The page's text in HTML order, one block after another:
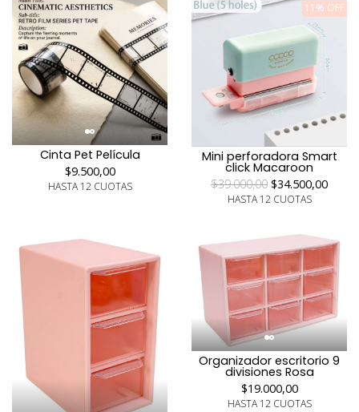
Cinta Pet Película
$9.500,00
HASTA 12 CUOTAS
11% OFF
Mini perforadora Smart
click Macaroon
$39.000,00 $34.500,00
HASTA 12 CUOTAS
Organizador escritorio 9
divisiones Rosa
$19.000,00
HASTA 12 CUOTAS